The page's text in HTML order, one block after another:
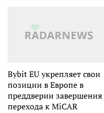
Bybit EU укрепляет свои
позиции в Европе в
преддверии завершения
перехода к MiCAR